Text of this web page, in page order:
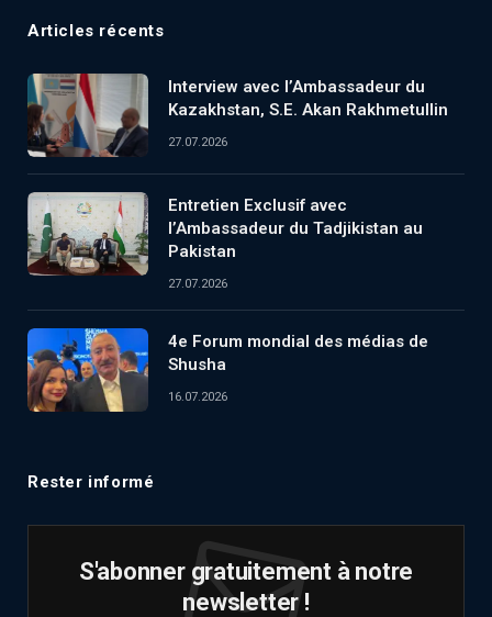
Articles récents
Interview avec l’Ambassadeur du
Kazakhstan, S.E. Akan Rakhmetullin
27.07.2026
Entretien Exclusif avec
l’Ambassadeur du Tadjikistan au
Pakistan
27.07.2026
4e Forum mondial des médias de
Shusha
16.07.2026
Rester informé
S'abonner gratuitement à notre
newsletter !